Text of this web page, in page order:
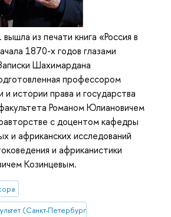
из печати книга «Россия в
1870-х годов глазами
Шахимардана
профессором
истории права и государства
Романом Юлиановичем
с доцентом кафедры
и африканских исследований
и африканистики
Козинцевым.
(Санкт-Петербург)